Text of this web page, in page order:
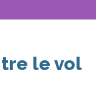
le vol